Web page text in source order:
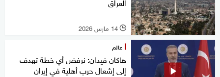
l 14 مارس 2026
عالم
هاكان فيدان: نرفض أي خطة تهدف
إلى إشعال حرب أهلية في إيران